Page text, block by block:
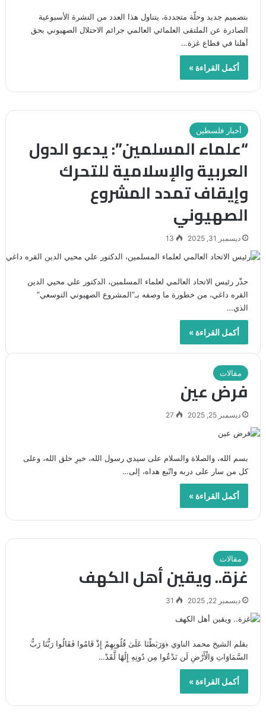
بتصميم جديد وحلّة متجددة، يتناول هذا العدد من النشرة الأسبوعية
الصادرة عن الملتقى العلمائي العالمي جرائم الاحتلال الصهيوني بحق
أهلنا في قطاع غزة…
أكمل القراءة »
أخبار فلسطين
“علماء المسلمين”: يدعو الدول
العربية والإسلامية للتحرك
وإيقاف تمدد المشروع
الصهيوني
ديسمبر 31, 2025 13
حذّر رئيس الاتحاد العالمي لعلماء المسلمين، الدكتور علي محيي الدين
القره داغي، من خطورة ما وصفه بـ”المشروع الصهيوني التوسعي”
الذي…
أكمل القراءة »
مقالات
فرض عين
ديسمبر 25, 2025 27
بسم الله، والصلاة والسلام على سيدي رسول الله، خيرِ خلق الله، وعلى
كل من سار على دربه واتّبع هداه، إلى…
أكمل القراءة »
مقالات
غزة.. ويقين أهل الكهف
ديسمبر 22, 2025 31
بقلم الشيخ محمد الناوي ﴿وَرَبَطْنَا عَلَىٰ قُلُوبِهِمْ إِذْ قَامُوا فَقَالُوا رَبُّنَا رَبُّ
السَّمَاوَاتِ وَالْأَرْضِ لَن نَدْعُوا مِن دُونِهِ إِلَٰهًا لَّقَدْ…
أكمل القراءة »